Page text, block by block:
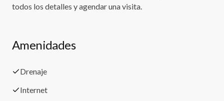
todos los detalles y agendar una visita.
Amenidades
Drenaje
Internet